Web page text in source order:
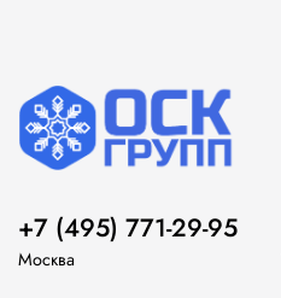
+7 (495) 771-29-95
Москва